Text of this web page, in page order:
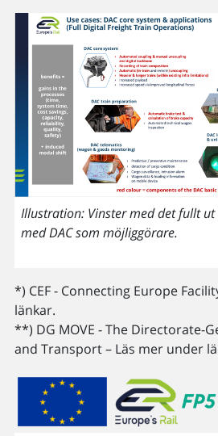
Illustration: Vinster med det fullt
med DAC som möjliggörare.
*) CEF - Connecting Europe
länkar.
**) DG MOVE - The Directorate-
and Transport – Läs mer under